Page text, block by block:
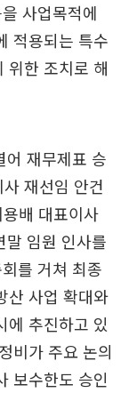
사업목적에
적용되는 특수
위한 조치로 해
어 재무제표 승
재선임 안건
배 대표이사
말 임원 인사를
를 거쳐 최종
산 사업 확대와
에 추진하고 있
비가 주요 논의
보수한도 승인